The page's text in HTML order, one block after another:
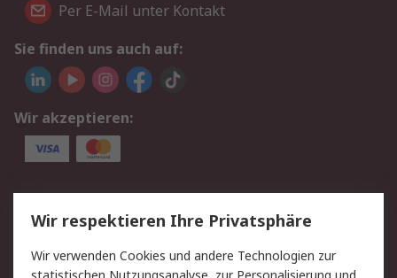
Per E-Mail unter Kontakt
Sie finden uns auch auf:
Wir akzeptieren:
Service
Value Added Services
Lieferlösungen
Rücksendungen
Kontakt
Wir respektieren Ihre Privatsphäre
Wir verwenden Cookies und andere Technologien zur